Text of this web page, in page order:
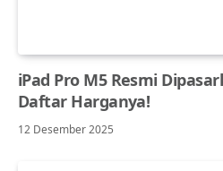
iPad Pro M5 Resmi
Daftar Harganya!
12 Desember 2025